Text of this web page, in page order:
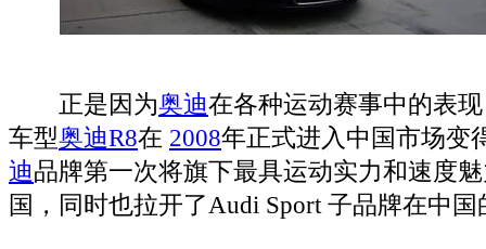
正是因为奥迪在各种运动赛事中的表
车型奥迪R8在 2008年正式进入中国市场变
迪品牌第一次将旗下最具运动实力和速度
国，同时也拉开了Audi Sport 子品牌在中